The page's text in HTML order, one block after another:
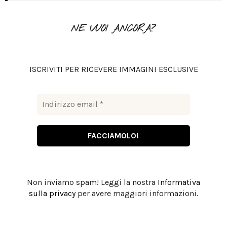
NE VUOI ANCORA?
ISCRIVITI PER RICEVERE IMMAGINI ESCLUSIVE
Non inviamo spam! Leggi la nostra Informativa
sulla privacyper avere maggiori informazioni.